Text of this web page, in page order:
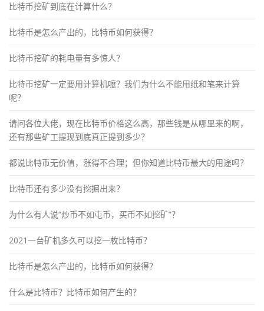
比特币挖矿到底在计算什么？
比特币是怎么产出的，比特币如何获得？
比特币挖矿的耗电量有多惊人？
比特币挖矿一定要用计算机嚒？我们为什么不能用纸和笔来计算
呢？
请问各位大佬，现在比特币价格这么高，那些钱是从哪里来的啊，
还有那些矿工提现到底真正提到多少？
都说比特币无价值，涨得不合理；但你知道比特币最大的用途吗？
比特币还有多少没有挖掘出来？
为什么有人说“炒币不如屯币，买币不如挖矿”？
2021一台矿机多久可以挖一枚比特币？
比特币是怎么产出的，比特币如何获得？
什么是比特币？比特币如何产生的？